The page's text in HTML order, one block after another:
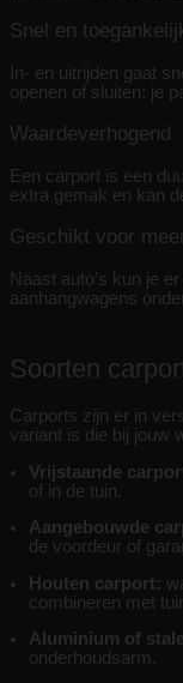
Snel en
In- en uitrijden gaat
openen of sluiten: je
Waardeverhogend
Een carport is een
extra gemak en kan
Geschikt voor
Naast auto’s kun je
aanhangwagens
Soorten
Carports zijn er in
variant is die bij jouw
Vrijstaande
of in de tuin.
Aangebouwde
de voordeur of
Houten carport:
combineren met
Aluminium of
onderhoudsarm.